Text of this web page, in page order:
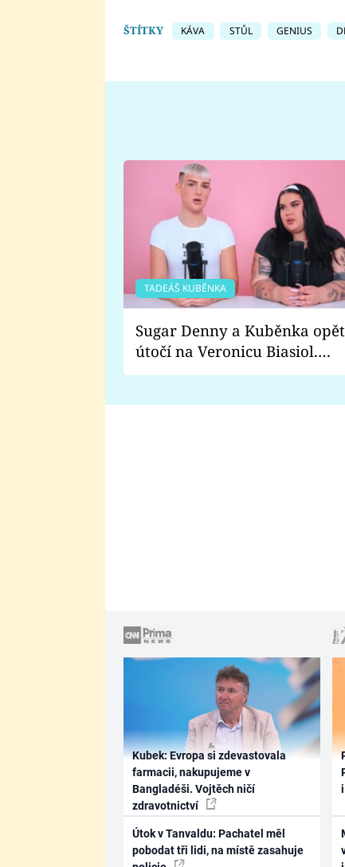
ŠTÍTKY KÁVA STŮL GENIUS
TADEÁŠ KUBĚNKA
Sugar Denny a Kuběnka opět
útočí na Veronicu Biasiol.
Proč je podle nich falešná a
Kubek: Evropa si zdevastovala
farmacii, nakupujeme v
Bangladéši. Vojtěch ničí
zdravotnictví
Útok v Tanvaldu: Pachatel měl
pobodat tři lidi, na místě zasahuje